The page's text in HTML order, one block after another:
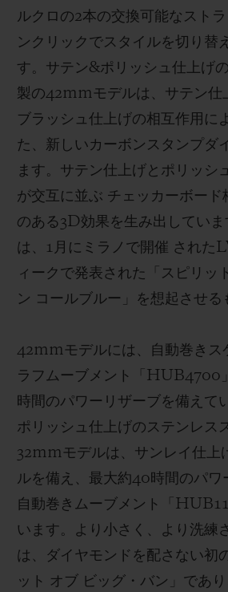
ルクロの2本の交換可能なスト
ンクリックでスタイルを切り替
す。サテン&ポリッシュ仕上げ
製の42mmモデルは、サテン仕
ブラッシュ仕上げの相互作用に
た、新しいカーボンスタンプダ
ます。サテン仕上げとポリッシ
が交互に並ぶ チェッカーボード
のある3D効果を生み出してい
は、1月にミラノで開催 された
ィークで発表された「スピリッ
ン コールブルー」を想起させる
42mmモデルには、自動巻きス
ラフムーブメント「HUB4700
時間のパワーリザーブを備えて
ポリッシ ュ仕上げのステンレス
32mmモデルは、サンレイ仕上
ルを備え、最大約40時間のパワ
自動巻きムーブメント「
います。より小さく、より洗練
は、ダイヤモンドを配さない初
ット オブ ビッグ・バン」であ